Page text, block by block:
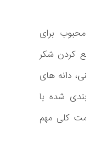
برای
کردن شکر
دانه های
شده با
کلی مهم